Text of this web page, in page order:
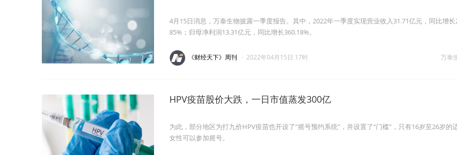
4月15日消息，万泰生物披露一季度报告。其中，2022年一季度实现营业收入31.71亿元，同比增长
85%；归母净利润13.31亿元，同比增长360.18%。
万泰
《财经天下》周刊 · 2022年04月15日 17时
HPV疫苗股价大跌，一日市值蒸发300亿
为此，部分地区为打九价HPV疫苗也开设了“摇号预约系统”，并设置了“门槛”，只有16岁至26岁的
女性可以参加摇号。